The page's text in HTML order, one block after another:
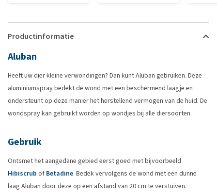
Productinformatie
Aluban
Heeft uw dier kleine verwondingen? Dan kunt Aluban gebruiken. Deze
aluminiumspray bedekt de wond met een beschermend laagje en
ondersteunt op deze manier het herstellend vermogen van de huid. De
wondspray kan gebruikt worden op wondjes bij alle diersoorten.
Gebruik
Ontsmet het aangedane gebied eerst goed met bijvoorbeeld
Hibiscrub of Betadine. Bedek vervolgens de wond met een dunne
laag Aluban door deze op een afstand van 20 cm te verstuiven.